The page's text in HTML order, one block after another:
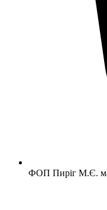
ФОП Пиріг М.Є.